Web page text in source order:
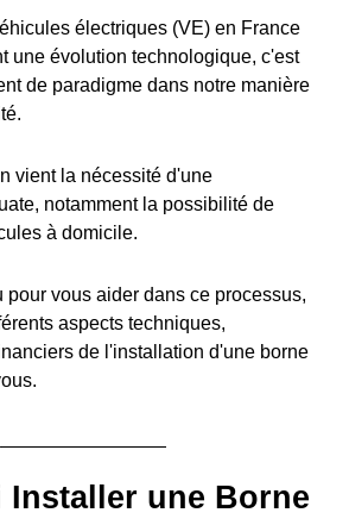
électriques (VE) en France
une évolution technologique, c'est
de paradigme dans notre manière
vient la nécessité d'une
notamment la possibilité de
à domicile.
pour vous aider dans ce processus,
aspects techniques,
de l'installation d'une borne
Installer une Borne